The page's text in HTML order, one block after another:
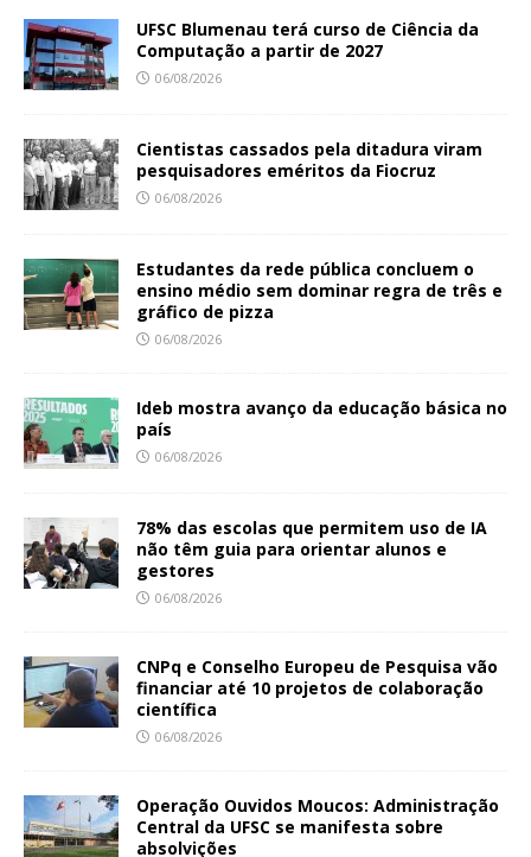
UFSC Blumenau terá curso de Ciência da
Computação a partir de 2027
06/08/2026
Cientistas cassados pela ditadura viram
pesquisadores eméritos da Fiocruz
06/08/2026
Estudantes da rede pública concluem o
ensino médio sem dominar regra de três e
gráfico de pizza
06/08/2026
Ideb mostra avanço da educação básica no
país
06/08/2026
78% das escolas que permitem uso de IA
não têm guia para orientar alunos e
gestores
06/08/2026
CNPq e Conselho Europeu de Pesquisa vão
financiar até 10 projetos de colaboração
científica
06/08/2026
Operação Ouvidos Moucos: Administração
Central da UFSC se manifesta sobre
absolvições